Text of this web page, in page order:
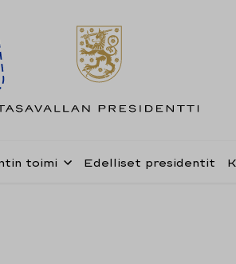
toimi Edelliset presidentit